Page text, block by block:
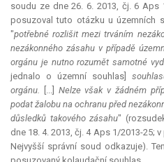
soudu ze dne 26. 6. 2013, čj. 6 Aps
posuzoval tuto otázku u územních
"potřebné rozlišit mezi trváním
nezákonného zásahu v případě
orgánu je nutno rozumět samotné
jednalo o územní souhlas]
orgánu.
[...] Nelze však v žádném
podat žalobu na ochranu před
důsledků takového zásahu"
dne 18. 4. 2013, čj. 4 Aps 1/2013-25;
Nejvyšší správní soud odkazuje).